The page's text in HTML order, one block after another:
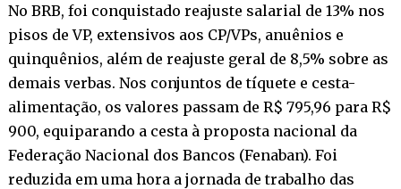
No BRB, foi conquistado reajuste salarial de 13% nos
pisos de VP, extensivos aos CP/VPs, anuênios e
quinquênios, além de reajuste geral de 8,5% sobre as
demais verbas. Nos conjuntos de tíquete e cesta-
alimentação, os valores passam de R$ 795,96 para R$
900, equiparando a cesta à proposta nacional da
Federação Nacional dos Bancos (Fenaban). Foi
reduzida em uma hora a jornada de trabalho das